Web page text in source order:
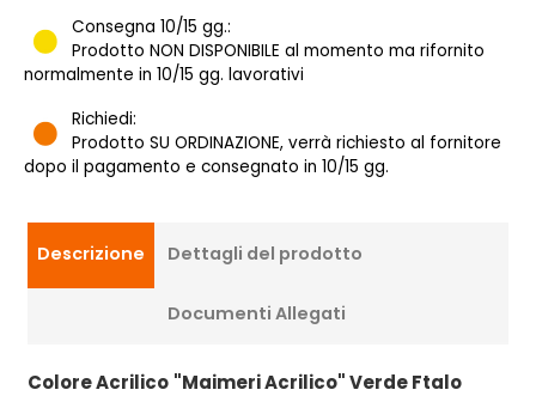
Consegna 10/15 gg.:
Prodotto NON DISPONIBILE al momento ma rifornito
normalmente in 10/15 gg. lavorativi
Richiedi:
Prodotto SU ORDINAZIONE, verrà richiesto al fornitore
dopo il pagamento e consegnato in 10/15 gg.
Descrizione Dettagli del prodotto
Documenti Allegati
Colore Acrilico "Maimeri Acrilico" Verde Ftalo